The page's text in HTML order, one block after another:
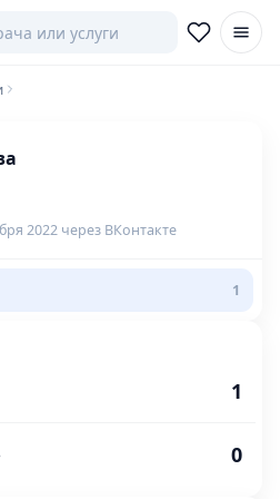
2022 через ВКонтакте
1
1
0